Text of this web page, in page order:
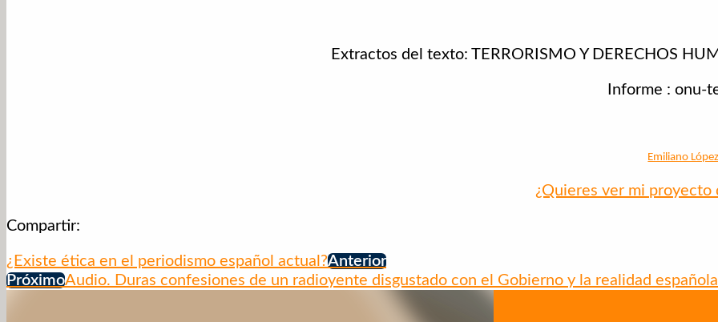
Extractos del texto: TERRORISMO Y DERECHOS
Informe : onu-
Emiliano
¿Quieres ver mi proyecto
Compartir:
¿Existe ética en el periodismo español actual?Anterior
PróximoAudio. Duras confesiones de un radioyente disgustado con el Gobierno y la realidad